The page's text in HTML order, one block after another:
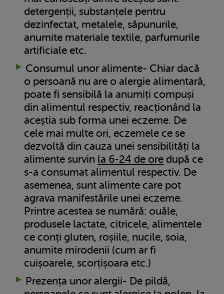
detergenții, substanțele pentru
dezinfectat, metalele, săpunurile,
anumite materiale textile, parfumurile
artificiale etc.
Consumul unor alimente- Chiar dacă
o persoană nu are o alergie alimentară,
poate fi sensibilă la anumiți compuși
din alimentul respectiv, reacționând la
aceștia sub forma unei eczeme. De
cele mai multe ori, eczemele ce se
dezvoltă din cauza unei sensibilități la
alimente survin la 6-24 de ore după ce
s-a consumat alimentul respectiv. De
asemenea, sunt alimente care pot
agrava manifestările unei eczeme.
Printre acestea se numără: ouăle,
produsele lactate, citricele, alimentele
ce conți gluten, roșiile, nucile, soia,
anumite mirodenii (cum ar fi
cuișoarele, scorțișoara etc.)
Prezența unor alergii- De pildă,